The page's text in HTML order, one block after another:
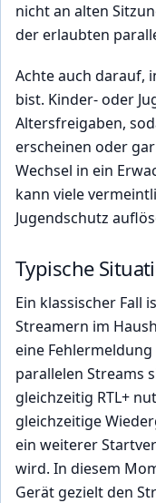
nicht an alten
der erlaubten
Achte auch darauf,
bist. Kinder- oder
Altersfreigaben,
erscheinen oder
Wechsel in ein
kann viele
Jugendschutz
Typische
Ein klassischer Fall
Streamern im
eine
parallelen Streams
gleichzeitig RTL+
gleichzeitige
ein weiterer
wird. In diesem
Gerät gezielt den